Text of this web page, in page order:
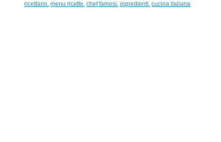
ricettario,menu ricette,chef famosi,ingredienti,cucina italiana